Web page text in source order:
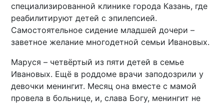
специализированной клинике города Казань, где
реабилитируют детей с эпилепсией.
Самостоятельное сидение младшей дочери –
заветное желание многодетной семьи Ивановых.
Маруся – четвёртый из пяти детей в семье
Ивановых. Ещё в роддоме врачи заподозрили у
девочки менингит. Месяц она вместе с мамой
провела в больнице, и, слава Богу, менингит не